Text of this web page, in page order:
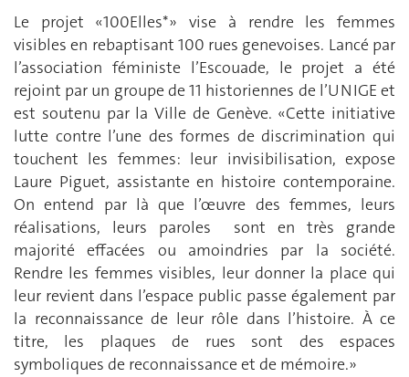
Le projet «100Elles*» vise à rendre les femmes
visibles en rebaptisant 100 rues genevoises. Lancé par
l’association féministe l’Escouade, le projet a été
rejoint par un groupe de 11 historiennes de l’UNIGE et
est soutenu par la Ville de Genève. «Cette initiative
lutte contre l’une des formes de discrimination qui
touchent les femmes: leur invisibilisation, expose
Laure Piguet, assistante en histoire contemporaine.
On entend par là que l’œuvre des femmes, leurs
réalisations, leurs paroles sont en très grande
majorité effacées ou amoindries par la société.
Rendre les femmes visibles, leur donner la place qui
leur revient dans l’espace public passe également par
la reconnaissance de leur rôle dans l’histoire. À ce
titre, les plaques de rues sont des espaces
symboliques de reconnaissance et de mémoire.»